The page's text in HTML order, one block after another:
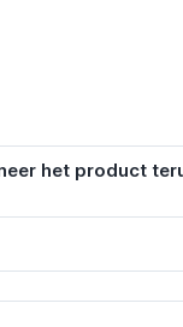
het product